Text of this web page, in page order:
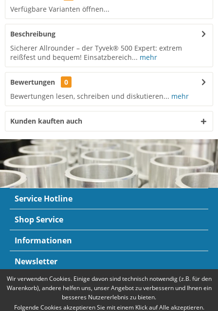
Verfügbare Varianten öffnen...
Beschreibung
Sicherer Allrounder – der Tyvek® 500 Expert: extrem
reißfest und bequem! Einsatzbereich... mehr
Bewertungen
0
Bewertungen lesen, schreiben und diskutieren... mehr
Kunden kauften auch
Service Hotline
Shop Service
Informationen
Newsletter
Zahlungsarten Mehr Informationen
Wir verwenden Cookies. Einige davon sind technisch notwendig (z.B. für den
Warenkorb), andere helfen uns, unser Angebot zu verbessern und Ihnen ein
besseres Nutzererlebnis zu bieten.
Folgende Cookies akzeptieren Sie mit einem Klick auf Alle akzeptieren.